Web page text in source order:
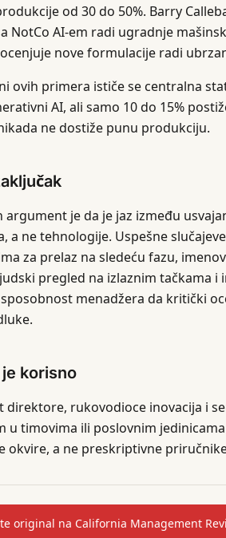
od 30 do 50%. Barry
NotCo AI-em radi ugradnje
nove formulacije radi
ovih primera ističe se centralna
AI, ali samo 10 do 15%
ne dostiže punu produkciju.
argument je da je jaz između
a ne tehnologije. Uspešne
za prelaz na sledeću fazu,
pregled na izlaznim tačkama i
menadžera da kritički
korisno
direktore, rukovodioce inovacija i
u timovima ili poslovnim
okvire, a ne preskriptivne
original na California Management